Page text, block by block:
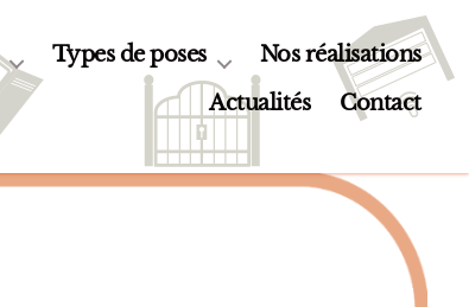
Types de poses
Nos réalisations
Actualités
Contact